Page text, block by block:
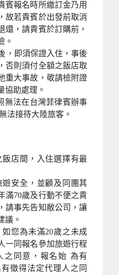
賓報名時所繳訂金乃用
故若貴賓於出發前取消
還，請貴賓於訂購前，
。
，即須保證入住，事後
否則須付全額之飯店取
重大事故，敬請檢附證
協助處理。
無法在台灣菲律賓辦事
法接待大陸旅客。
飯店間，入住選擇有最
遊安全，並顧及同團其
滿70歲及行動不便之貴
請事先告知敝公司，讓
議。
您為未滿20歲之未成
一同報名參加旅遊行程
之同意，報名始 為有
徵得法定代理人之同